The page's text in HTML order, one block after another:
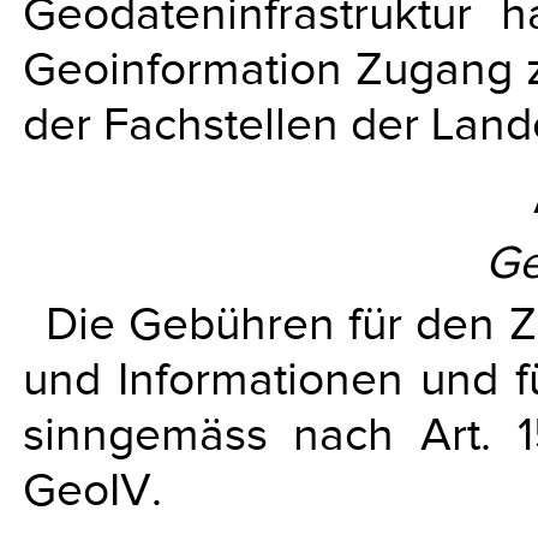
Geodateninfrastruktur
Geoinformation Zugang
der Fachstellen der
Die Gebühren für den
und Informationen und
sinngemäss nach Art.
GeoIV.